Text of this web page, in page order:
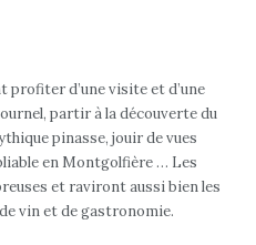
d’une visite et d’une
partir à la découverte du
pinasse, jouir de vues
en Montgolfière … Les
et raviront aussi bien les
vin et de gastronomie.